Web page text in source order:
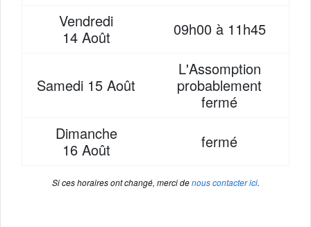
Vendredi
14 Août
09h00 à 11h45
Samedi 15 Août
L'Assomption
probablement
fermé
Dimanche
16 Août
fermé
Si ces horaires ont changé, merci denous contacter ici.